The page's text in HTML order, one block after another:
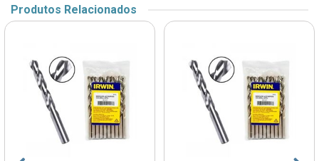
Produtos Relacionados